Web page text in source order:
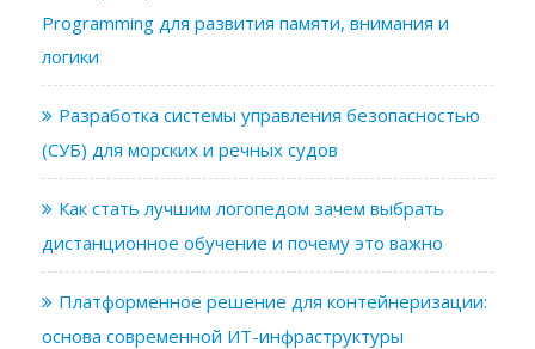
Programming для развития памяти, внимания и
логики
Разработка системы управления безопасностью
(СУБ) для морских и речных судов
Как стать лучшим логопедом зачем выбрать
дистанционное обучение и почему это важно
Платформенное решение для контейнеризации:
основа современной ИТ-инфраструктуры